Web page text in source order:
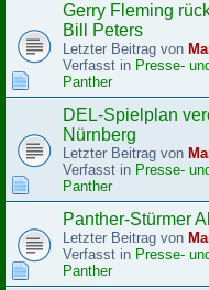
Gerry Fleming
Bill Peters
Letzter Beitrag von
Verfasst in Presse-
Panther
DEL-Spielplan
Nürnberg
Letzter Beitrag von
Verfasst in Presse-
Panther
Panther-Stürmer
Letzter Beitrag von
Verfasst in Presse-
Panther